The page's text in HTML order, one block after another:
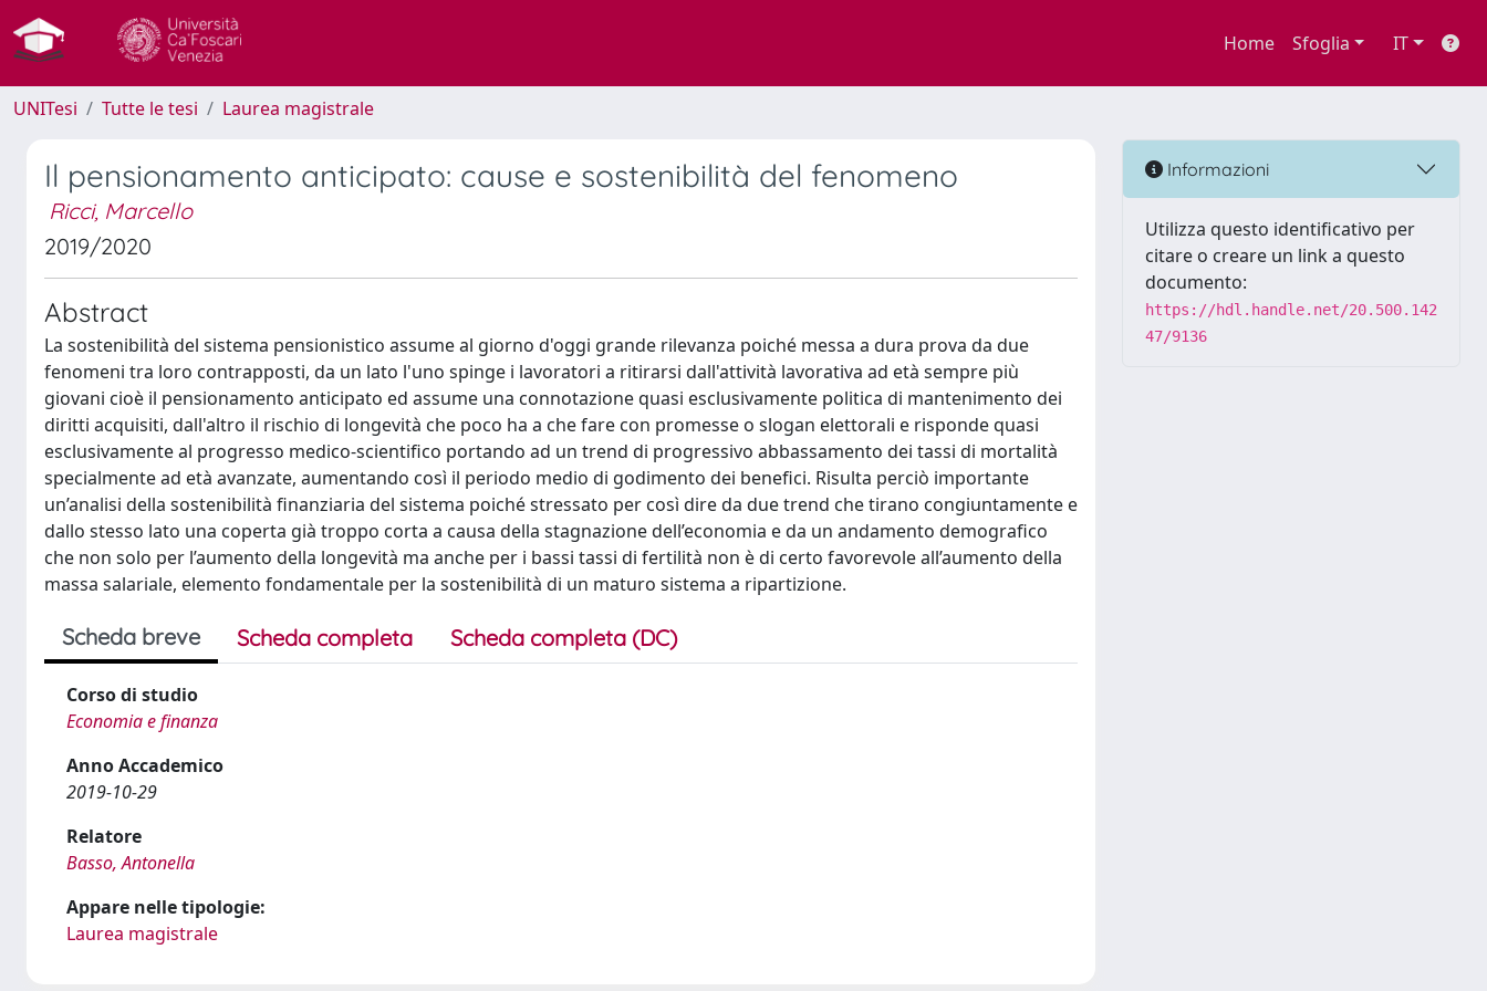
Home Sfoglia IT
UNITesi Tutte le tesi Laurea magistrale
Il pensionamento anticipato: cause e sostenibilità del fenomeno
Ricci, Marcello
2019/2020
Abstract
La sostenibilità del sistema pensionistico assume al giorno d'oggi grande rilevanza poiché messa a dura prova da due
fenomeni tra loro contrapposti, da un lato l'uno spinge i lavoratori a ritirarsi dall'attività lavorativa ad età sempre più
giovani cioè il pensionamento anticipato ed assume una connotazione quasi esclusivamente politica di mantenimento dei
diritti acquisiti, dall'altro il rischio di longevità che poco ha a che fare con promesse o slogan elettorali e risponde quasi
esclusivamente al progresso medico-scientifico portando ad un trend di progressivo abbassamento dei tassi di mortalità
specialmente ad età avanzate, aumentando così il periodo medio di godimento dei benefici. Risulta perciò importante
un’analisi della sostenibilità finanziaria del sistema poiché stressato per così dire da due trend che tirano congiuntamente e
dallo stesso lato una coperta già troppo corta a causa della stagnazione dell’economia e da un andamento demografico
che non solo per l’aumento della longevità ma anche per i bassi tassi di fertilità non è di certo favorevole all’aumento della
massa salariale, elemento fondamentale per la sostenibilità di un maturo sistema a ripartizione.
Scheda breve Scheda completa Scheda completa (DC)
Corso di studio
Economia e finanza
Anno Accademico
2019-10-29
Relatore
Basso, Antonella
Appare nelle tipologie:
Laurea magistrale
Informazioni
Utilizza questo identificativo per
citare o creare un link a questo
documento:
https://hdl.handle.net/20.500.142
47/9136